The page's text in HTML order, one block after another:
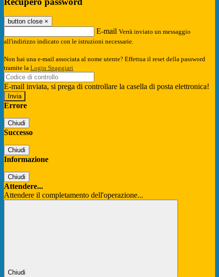
button close ×
E-mail Verrà inviato un messaggio
all'indirizzo indicato con le istruzioni necessarie.
Non hai una e-mail associata al nome utente? Effettua il reset della password
tramite la Login Spaggiari
E-mail inviata, si prega di controllare la casella di posta elettronica!
Errore
Chiudi
Successo
Chiudi
Informazione
Chiudi
Attendere...
Attendere il completamento dell'operazione...
Chiudi